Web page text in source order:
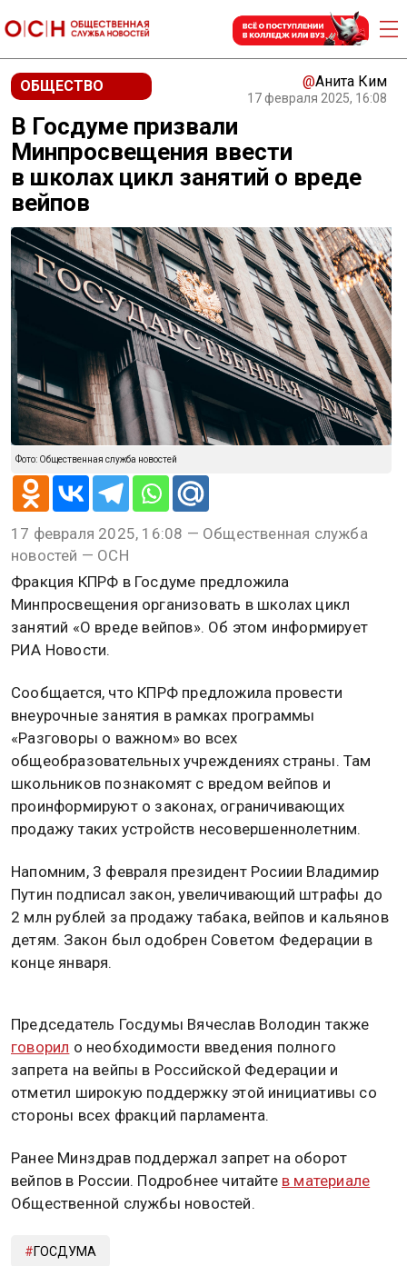
ОБЩЕСТВО @Анита Ким
17 февраля 2025, 16:08
В Госдуме призвали
Минпросвещения ввести
в школах цикл занятий о вреде
вейпов
Фото: Общественная служба новостей
17 февраля 2025, 16:08 — Общественная служба
новостей — ОСН
Фракция КПРФ в Госдуме предложила
Минпросвещения организовать в школах цикл
занятий «О вреде вейпов». Об этом информирует
РИА Новости.
Сообщается, что КПРФ предложила провести
внеурочные занятия в рамках программы
«Разговоры о важном» во всех
общеобразовательных учреждениях страны. Там
школьников познакомят с вредом вейпов и
проинформируют о законах, ограничивающих
продажу таких устройств несовершеннолетним.
Напомним, 3 февраля президент Росиии Владимир
Путин подписал закон, увеличивающий штрафы до
2 млн рублей за продажу табака, вейпов и кальянов
детям. Закон был одобрен Советом Федерации в
конце января.
Председатель Госдумы Вячеслав Володин также
говорил о необходимости введения полного
запрета на вейпы в Российской Федерации и
отметил широкую поддержку этой инициативы со
стороны всех фракций парламента.
Ранее Минздрав поддержал запрет на оборот
вейпов в России. Подробнее читайте в материале
Общественной службы новостей.
ГОСДУМА